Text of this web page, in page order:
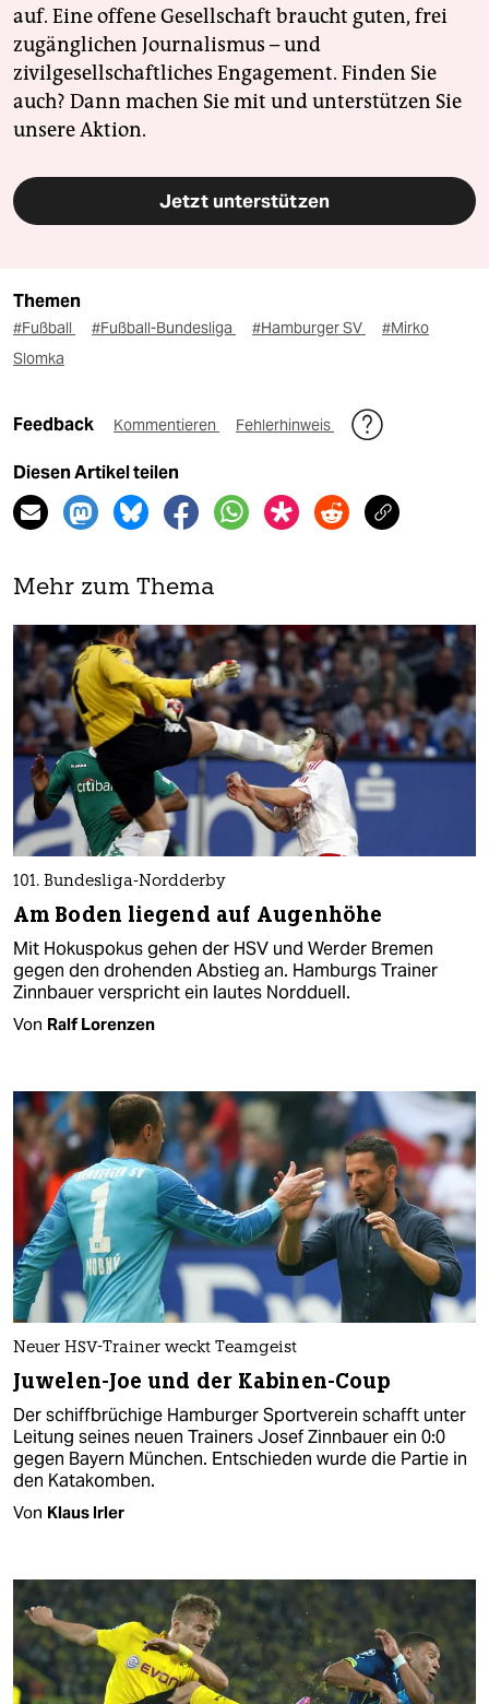
auf. Eine offene Gesellschaft braucht guten, frei
zugänglichen Journalismus – und
zivilgesellschaftliches Engagement. Finden Sie
auch? Dann machen Sie mit und unterstützen Sie
unsere Aktion.
Jetzt unterstützen
Themen
#Fußball #Fußball-Bundesliga #Hamburger SV
#Mirko
Slomka
Feedback Kommentieren Fehlerhinweis
Diesen Artikel teilen
Mehr zum Thema
101. Bundesliga-Nordderby
Am Boden liegend auf Augenhöhe
Mit Hokuspokus gehen der HSV und Werder Bremen
gegen den drohenden Abstieg an. Hamburgs Trainer
Zinnbauer verspricht ein lautes Nordduell.
Von Ralf Lorenzen
Neuer HSV-Trainer weckt Teamgeist
Juwelen-Joe und der Kabinen-Coup
Der schiffbrüchige Hamburger Sportverein schafft unter
Leitung seines neuen Trainers Josef Zinnbauer ein 0:0
gegen Bayern München. Entschieden wurde die Partie in
den Katakomben.
Von Klaus Irler